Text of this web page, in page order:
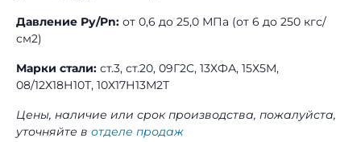
Давление Ру/Pn: от 0,6 до 25,0 МПа (от 6 до 250 кгс/
см2)
Марки стали: ст.3, ст.20, 09Г2С, 13ХФА, 15Х5М,
08/12Х18Н10Т, 10Х17Н13М2Т
Цены, наличие или срок производства, пожалуйста,
уточняйте в отделе продаж